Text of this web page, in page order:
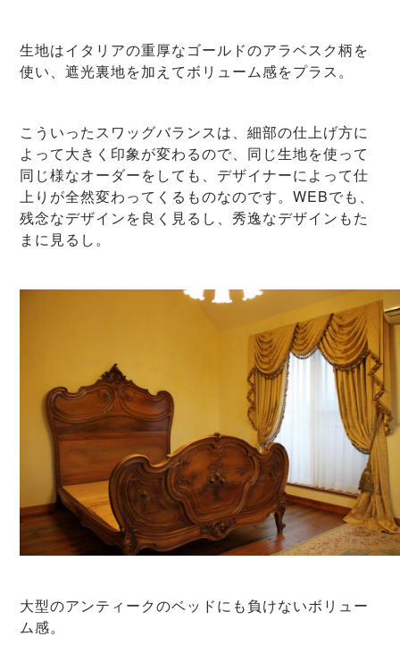
生地はイタリアの重厚なゴールドのアラベスク柄を
使い、遮光裏地を加えてボリューム感をプラス。
こういったスワッグバランスは、細部の仕上げ方に
よって大きく印象が変わるので、同じ生地を使って
同じ様なオーダーをしても、デザイナーによって仕
上りが全然変わってくるものなのです。WEBでも、
残念なデザインを良く見るし、秀逸なデザインもた
まに見るし。
大型のアンティークのベッドにも負けないボリュー
ム感。